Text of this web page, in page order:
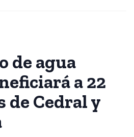
de agua
a 22
de Cedral y